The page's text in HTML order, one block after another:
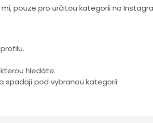
pouze pro určitou kategorii na
hledáte.
spadají pod vybranou kategorii.